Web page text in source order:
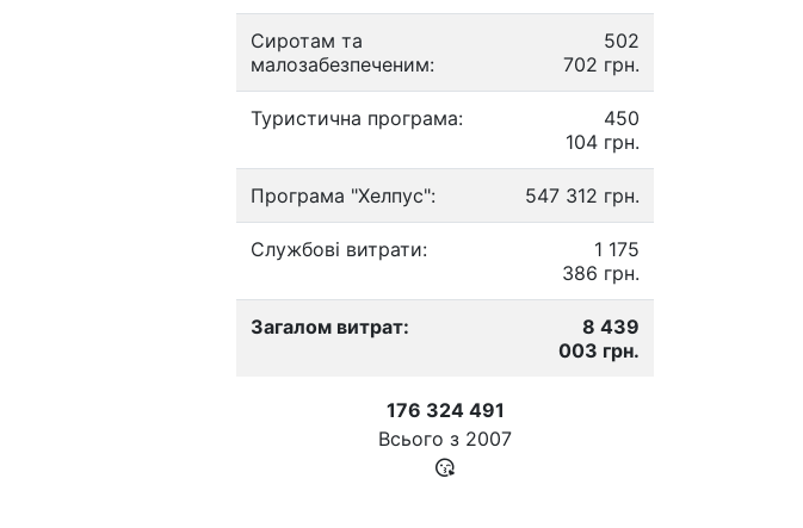
Сиротам та
малозабезпеченим:
502
702 грн.
Туристична програма:
450
104 грн.
Програма "Хелпус": 547 312 грн.
Службові витрати:
1 175
386 грн.
Загалом витрат:
8 439
003 грн.
176 324 491
Всього з 2007